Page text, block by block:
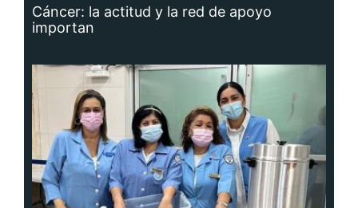
Cáncer: la actitud y la red de apoyo
importan